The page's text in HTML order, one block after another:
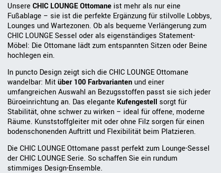
Unsere CHIC LOUNGE Ottomane ist mehr als nur eine
Fußablage – sie ist die perfekte Ergänzung für stilvolle Lobbys,
Lounges und Wartezonen. Ob als bequeme Verlängerung zum
CHIC LOUNGE Sessel oder als eigenständiges Statement-
Möbel: Die Ottomane lädt zum entspannten Sitzen oder Beine
hochlegen ein.
In puncto Design zeigt sich die CHIC LOUNGE Ottomane
wandelbar: Mitüber 100 Farbvarianten und einer
umfangreichen Auswahl an Bezugsstoffen passt sie sich jeder
Büroeinrichtung an. Das elegante Kufengestell sorgt für
Stabilität, ohne schwer zu wirken – ideal für offene, moderne
Räume. Kunststoffgleiter mit oder ohne Filz sorgen für einen
bodenschonenden Auftritt und Flexibilität beim Platzieren.
Die CHIC LOUNGE Ottomane passt perfekt zum Lounge-Sessel
der CHIC LOUNGE Serie. So schaffen Sie ein rundum
stimmiges Design-Ensemble.